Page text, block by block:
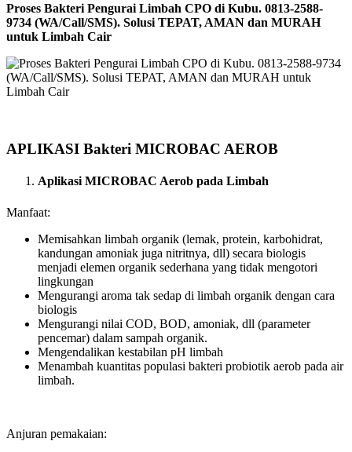
Proses Bakteri Pengurai Limbah CPO di Kubu. 0813-2588-
9734 (WA/Call/SMS). Solusi TEPAT, AMAN dan MURAH
untuk Limbah Cair
APLIKASI Bakteri MICROBAC AEROB
Aplikasi MICROBAC Aerob pada Limbah
Manfaat:
Memisahkan limbah organik (lemak, protein, karbohidrat,
kandungan amoniak juga nitritnya, dll) secara biologis
menjadi elemen organik sederhana yang tidak mengotori
lingkungan
Mengurangi aroma tak sedap di limbah organik dengan cara
biologis
Mengurangi nilai COD, BOD, amoniak, dll (parameter
pencemar) dalam sampah organik.
Mengendalikan kestabilan pH limbah
Menambah kuantitas populasi bakteri probiotik aerob pada air
limbah.
Anjuran pemakaian: